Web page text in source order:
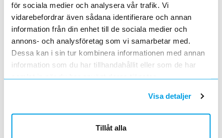
för sociala medier och analysera vår trafik. Vi
vidarebefordrar även sådana identifierare och annan
information från din enhet till de sociala medier och
annons- och analysföretag som vi samarbetar med.
Dessa kan i sin tur kombinera informationen med annan
information som du har tillhandahållit eller som de har
samlat in när du har använt deras tjänster.
Visa detaljer
Tillåt alla
Ändproppar,
ändhuvar
Ändtratt Sjövikter
Visa produkter från alla underliggande kategorier